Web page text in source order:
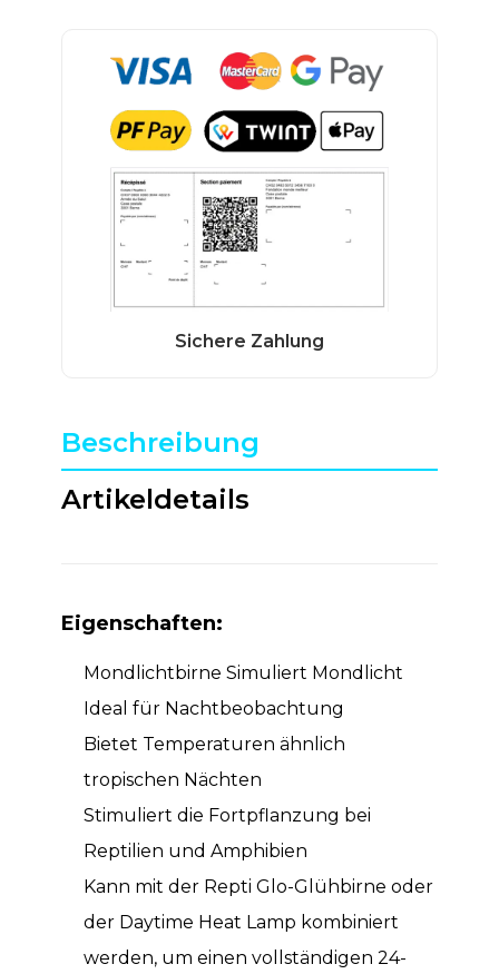
Beschreibung
Artikeldetails
Eigenschaften:
Mondlichtbirne Simuliert Mondlicht
Ideal für Nachtbeobachtung
Bietet Temperaturen ähnlich
tropischen Nächten
Stimuliert die Fortpflanzung bei
Reptilien und Amphibien
Kann mit der Repti Glo-Glühbirne oder
der Daytime Heat Lamp kombiniert
werden, um einen vollständigen 24-